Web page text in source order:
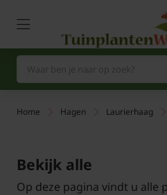
Home Hagen Laurierhaag
Bekijk alle
Op deze pagina vindt u alle